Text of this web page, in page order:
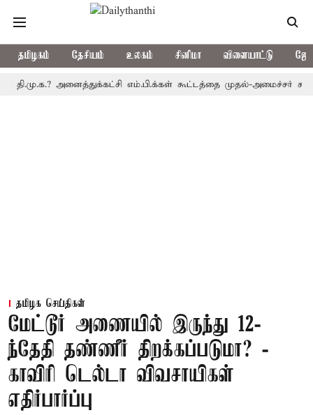
தமிழகம் தேசியம் உலகம் சினிமா விளையாட்டு
அனைத்துக்கட்சி எம்.பி.க்கள் கூட்டத்தை முதல்-அமைச்சர்
தமிழக செய்திகள்
மேட்டூர் அணையில் இருந்து 12-
ந்தேதி தண்ணீர் திறக்கப்படுமா? -
காவிரி டெல்டா விவசாயிகள்
எதிர்பார்ப்பு